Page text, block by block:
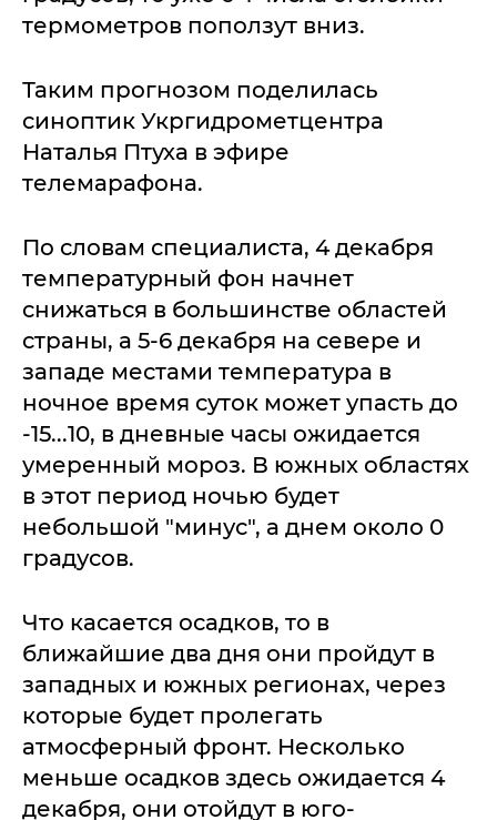
термометров поползут вниз.
Таким прогнозом поделилась
синоптик Укргидрометцентра
Наталья Птуха в эфире
телемарафона.
По словам специалиста, 4 декабря
температурный фон начнет
снижаться в большинстве областей
страны, а 5-6 декабря на севере и
западе местами температура в
ночное время суток может упасть до
-15...10, в дневные часы ожидается
умеренный мороз. В южных областях
в этот период ночью будет
небольшой "минус", а днем около 0
градусов.
Что касается осадков, то в
ближайшие два дня они пройдут в
западных и южных регионах, через
которые будет пролегать
атмосферный фронт. Несколько
меньше осадков здесь ожидается 4
декабря, они отойдут в юго-